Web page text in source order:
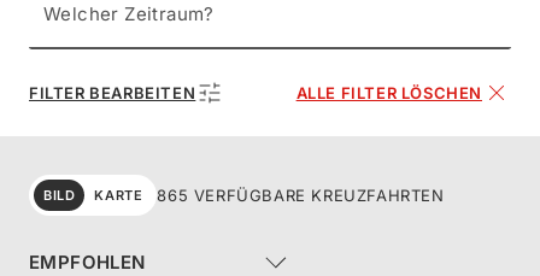
Welcher Zeitraum?
FILTER BEARBEITEN ALLE FILTER LÖSCHEN
BILD KARTE 865 VERFÜGBARE KREUZFAHRTEN